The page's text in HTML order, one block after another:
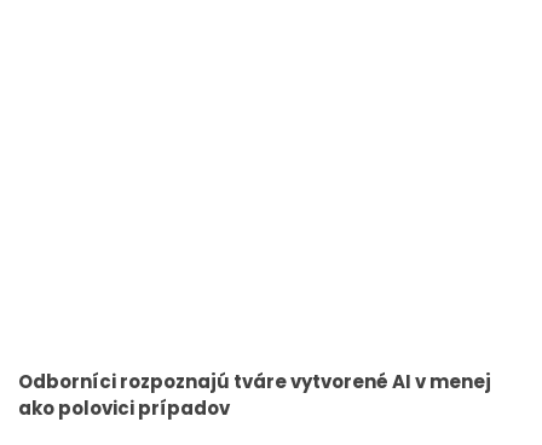
Odborníci rozpoznajú tváre vytvorené AI v menej
ako polovici prípadov